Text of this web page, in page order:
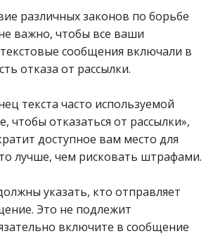
различных законов по борьбе
важно, чтобы все ваши
сообщения включали в
отказа от рассылки.
текста часто используемой
чтобы отказаться от рассылки»,
доступное вам место для
лучше, чем рисковать штрафами.
указать, кто отправляет
Это не подлежит
включите в сообщение